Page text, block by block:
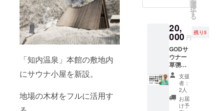
「知内温泉」本館の敷地内
にサウナ小屋を新設。
地場の木材をフルに活用す
て入浴
い。
セット
になっ
ます。
北海道
の味を
存分に
堪能し
てくだ
さい。
※【入浴
方法】
浴槽の
お湯１
５０～
２００ℓ
に対し
て一包
（25
ｇ）を
溶かし
よくか
す。 最
大8名ま
30分、
貸し切
りで入
る事が
出来る
プラン
となっ
ており
ます。
サウナ
後の温
選
択
す
る
20,
000 円
残り5
GODサ
ウナー
草彅氏
のサウ
ナにま
つわる
ありが
たい話
支援
者：
2人
お届
け予